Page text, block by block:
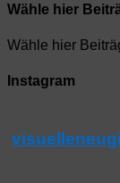
Wähle hier
Wähle hier
Instagram